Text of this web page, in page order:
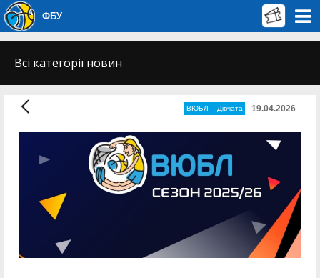
ФБУ
Всі категорії новин
ВЮБЛ – Дiвчата 19.04.2026